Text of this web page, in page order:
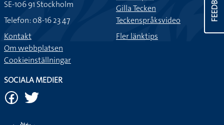
SE-106 91 Stockholm
Telefon: 08-16 23 47
Kontakt
Om webbplatsen
Cookieinställningar
Gilla Tecken
Teckenspråksvideo
Fler länktips
SOCIALA MEDIER